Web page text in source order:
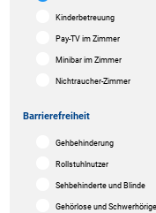
Kinderbetreuung
Pay-TV im Zimmer
Minibar im Zimmer
Nichtraucher-Zimmer
Barrierefreiheit
Gehbehinderung
Rollstuhlnutzer
Sehbehinderte und Blinde
Gehörlose und Schwerhörige